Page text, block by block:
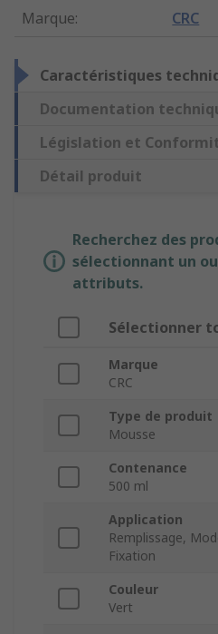
Marque: CRC
Caractéristiques
Documentation
Législation et
Détail produit
Recherchez des
sélectionnant un
attributs.
Sélectionner
Marque
CRC
Type de produit
Mousse
Contenance
500 ml
Application
Remplissage,
Fixation
Couleur
Vert